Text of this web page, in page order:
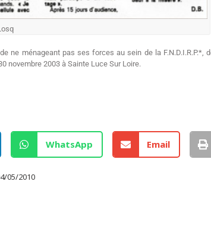
ménageant pas ses forces au sein de la F.N.D.I.R.P.*,
novembre 2003 à Sainte Luce Sur Loire.
WhatsApp Email
05/2010